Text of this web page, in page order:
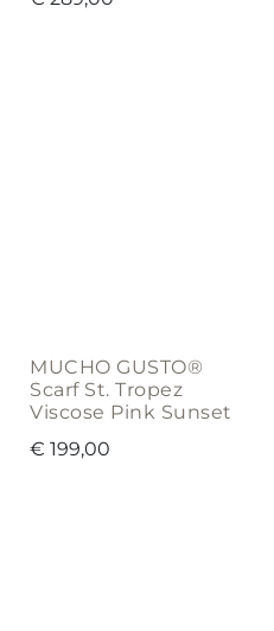
MUCHO GUSTO®
Scarf St. Tropez
Viscose Pink Sunset
€ 199,00